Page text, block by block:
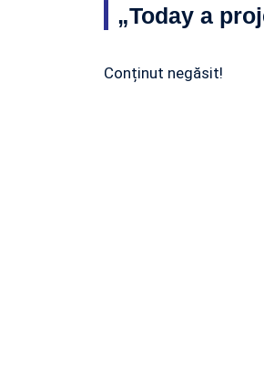
„Today a
Conținut negăsit!